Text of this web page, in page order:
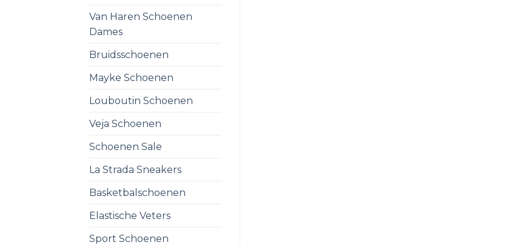
Van Haren Schoenen
Dames
Bruidsschoenen
Mayke Schoenen
Louboutin Schoenen
Veja Schoenen
Schoenen Sale
La Strada Sneakers
Basketbalschoenen
Elastische Veters
Sport Schoenen